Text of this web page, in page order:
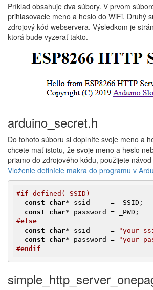
Príklad obsahuje dva súbory. V prvom
prihlasovacie meno a heslo do WiFi. Druhý
zdrojový kód webservera. Výsledkom je
ktorá bude vyzerať takto.
arduino_secret.h
Do tohoto súboru si doplníte svoje meno a
chcete mať istotu, že svoje meno a heslo
priamo do zdrojového kódu, použijete
Vloženie definície makra do programu v
#if defined(_SSID)
const
char* ssid     = _SSID;
const
char
#else
const
char* ssid     = "your-
const
char* password = "your-
#endif